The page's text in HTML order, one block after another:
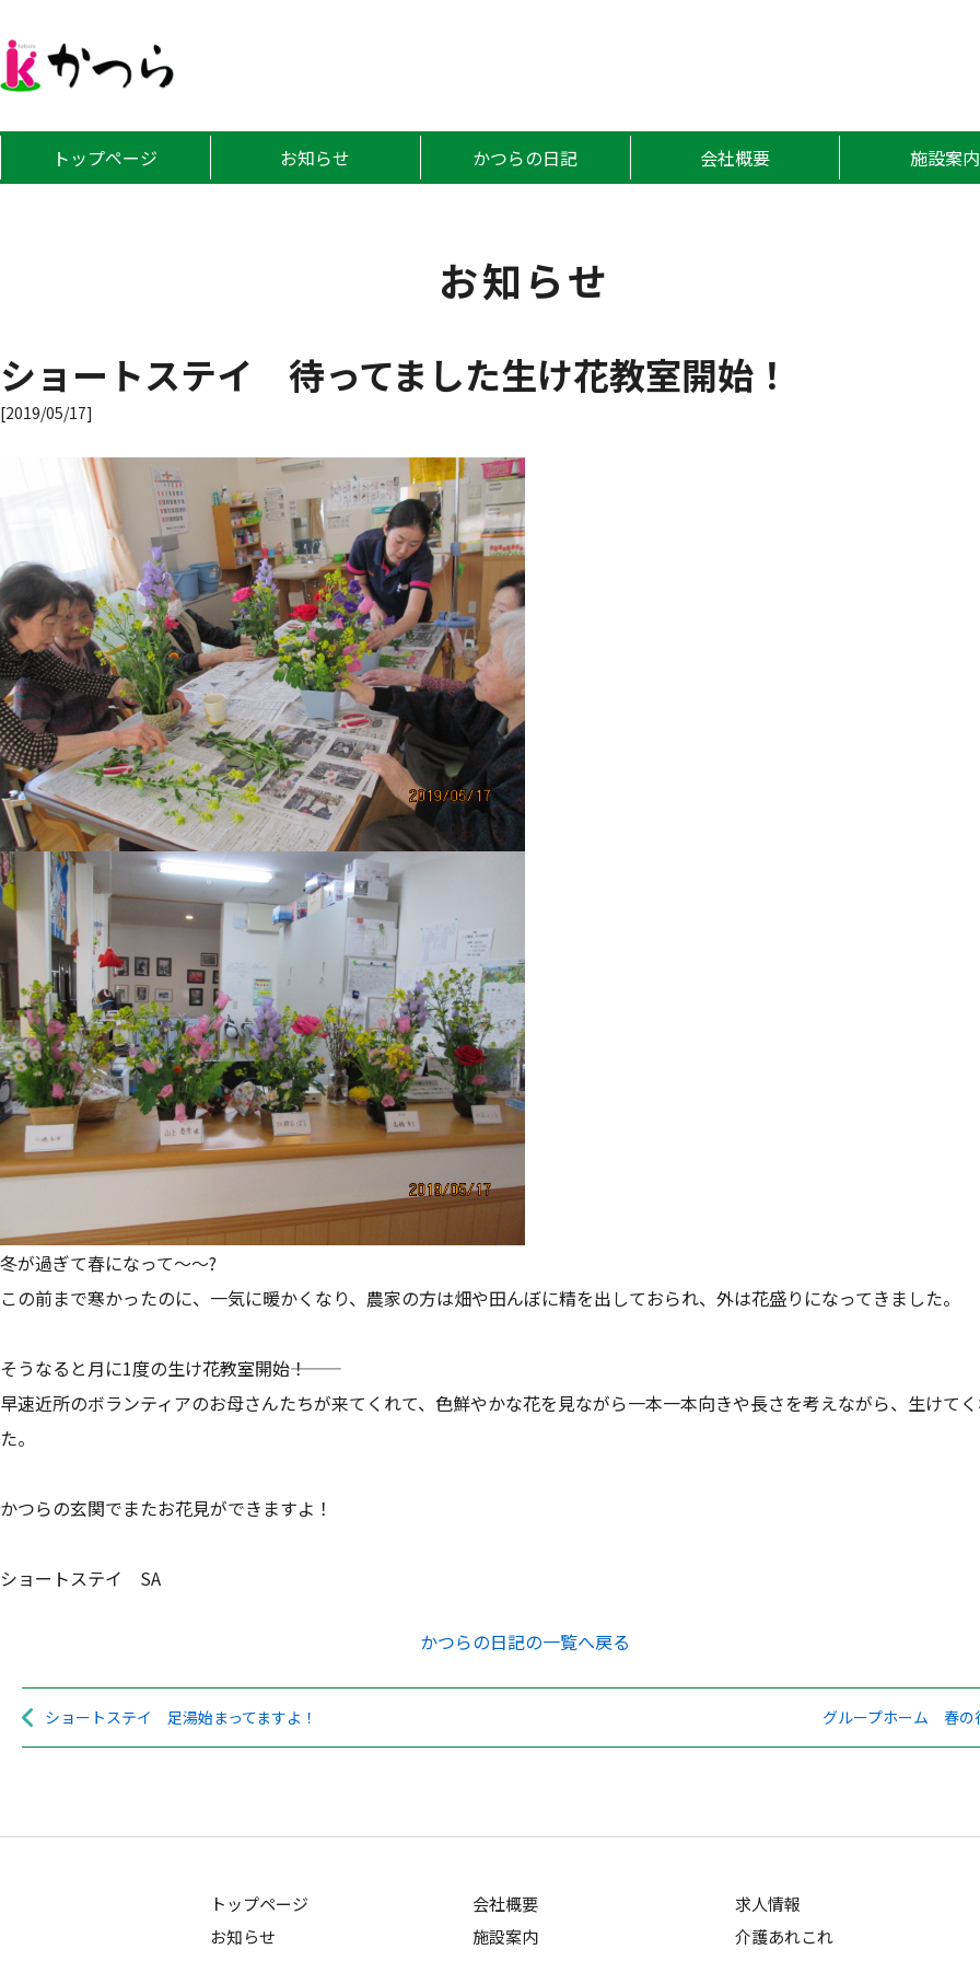
トップページ お知らせ かつらの日記 会社概要 施設案内
お知らせ
ショートステイ 待ってました生け花教室開始！
[2019/05/17]
冬が過ぎて春になって～～?
この前まで寒かったのに、一気に暖かくなり、農家の方は畑や田んぼに精を出しておられ、外は花盛りになってきました。
そうなると月に1度の生け花教室開始―――！
早速近所のボランティアのお母さんたちが来てくれて、色鮮やかな花を見ながら一本一本向きや長さを考えながら、生けて
た。
かつらの玄関でまたお花見ができますよ！
ショートステイ SA
かつらの日記の一覧へ戻る
ショートステイ 足湯始まってますよ！ グループホーム 春の
トップページ
お知らせ
会社概要
施設案内
求人情報
介護あれこれ